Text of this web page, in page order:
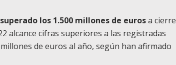
los 1.500 millones de eurosa cierre
alcance cifras superiores a las registradas
de euros al año, según han afirmado